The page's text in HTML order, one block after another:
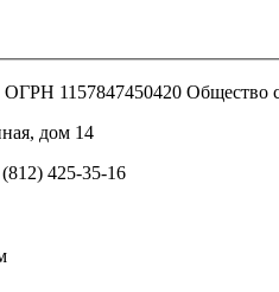
1157847450420 Общество
дом 14
425-35-16